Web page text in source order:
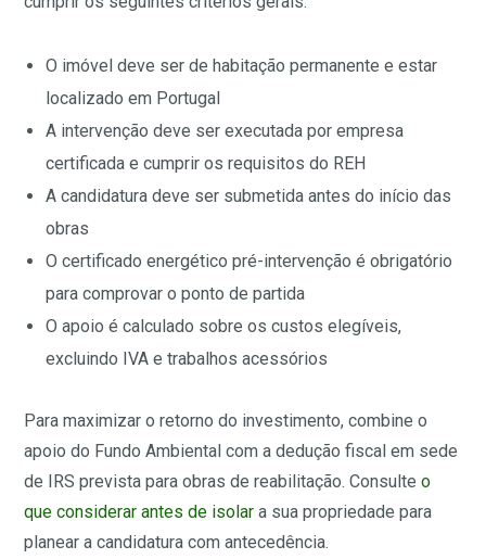
O imóvel deve ser de habitação permanente e estar
localizado em Portugal
A intervenção deve ser executada por empresa
certificada e cumprir os requisitos do REH
A candidatura deve ser submetida antes do início das
obras
O certificado energético pré-intervenção é obrigatório
para comprovar o ponto de partida
O apoio é calculado sobre os custos elegíveis,
excluindo IVA e trabalhos acessórios
Para maximizar o retorno do investimento, combine o
apoio do Fundo Ambiental com a dedução fiscal em sede
de IRS prevista para obras de reabilitação. Consulteo
que considerar antes de isolar a sua propriedade para
planear a candidatura com antecedência.